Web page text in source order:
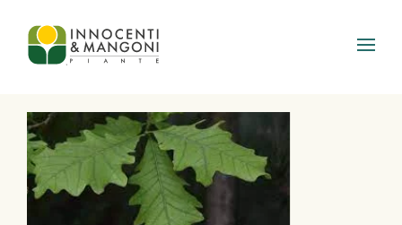
Skip to main content